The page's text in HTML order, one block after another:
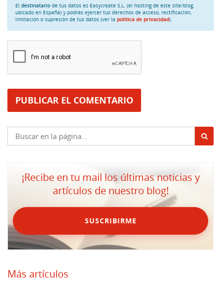
El destinatario de tus datos es Easycreate S.L. (el hosting de este site/blog,
ubicado en España) y podrás ejercer tus derechos de acceso, rectificación,
limitación o supresión de tus datos (ver la política de privacidad).
¡Recibe en tu mail los últimas noticias y
artículos de nuestro blog!
SUSCRIBIRME
Más artículos